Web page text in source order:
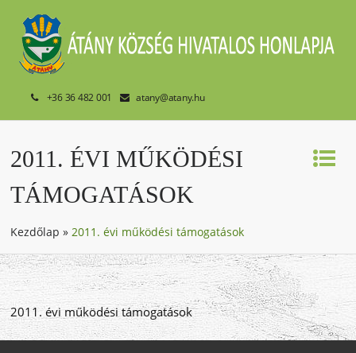
+36 36 482 001 atany@atany.hu
2011. ÉVI MŰKÖDÉSI
TÁMOGATÁSOK
Kezdőlap »2011. évi működési támogatások
2011. évi működési támogatások